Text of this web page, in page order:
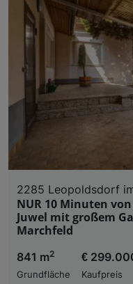
2285 Leopoldsdorf
NUR 10 Minuten
Juwel mit großem
Marchfeld
841 m2
Grundfläche
€
Kaufpreis